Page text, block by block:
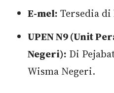
E-mel: Tersedia
UPEN N9 (Unit
Negeri): Di
Wisma Negeri.